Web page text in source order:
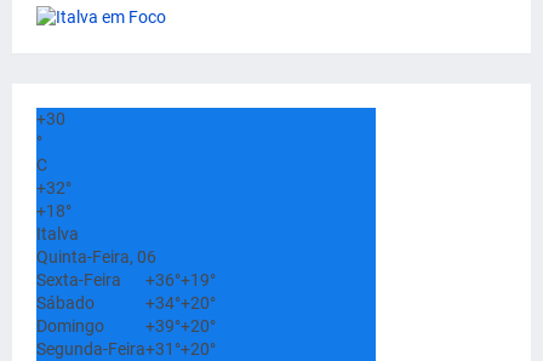
+30
°
C
+32°
+18°
Italva
Quinta-Feira, 06
Sexta-Feira
+36°+19°
Sábado
+34°+20°
Domingo
+39°+20°
Segunda-Feira+31°+20°